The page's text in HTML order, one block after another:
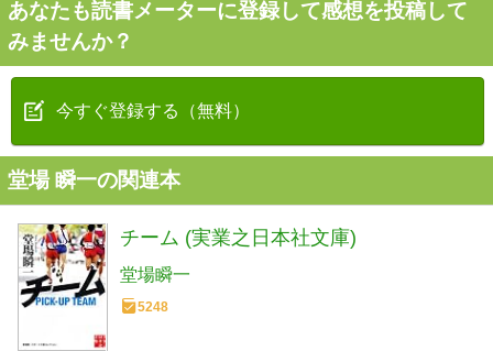
あなたも読書メーターに登録して感想を投稿して
みませんか？
今すぐ登録する（無料）
堂場 瞬一の関連本
チーム (実業之日本社文庫)
堂場瞬一
5248